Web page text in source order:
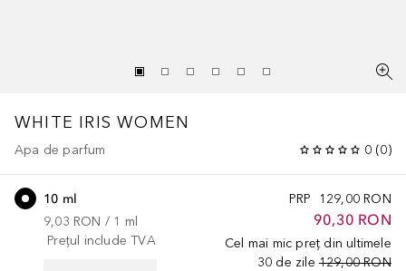
WHITE IRIS WOMEN
Apa de parfum 0 (0)
PRP 129,00 RON
90,30 RON
Cel mai mic preț din ultimele
30 de zile 129,00 RON
10 ml
9,03 RON / 1 ml
Prețul include TVA